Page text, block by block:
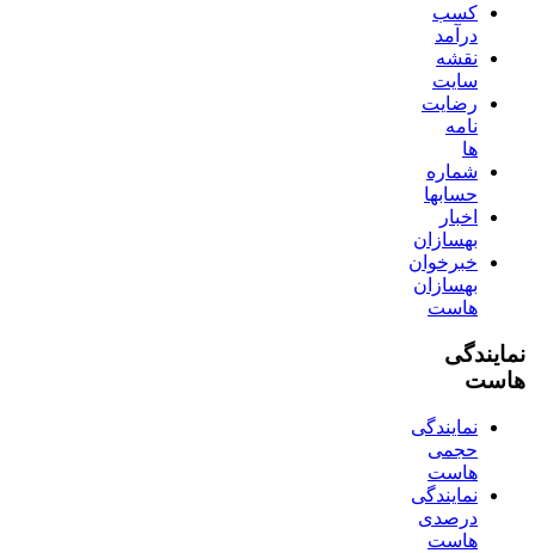
کسب
درآمد
نقشه
سایت
رضایت
نامه
ها
شماره
حسابها
اخبار
بهسازان
خبرخوان
بهسازان
هاست
نمایندگی
هاست
نمایندگی
حجمی
هاست
نمایندگی
درصدی
هاست